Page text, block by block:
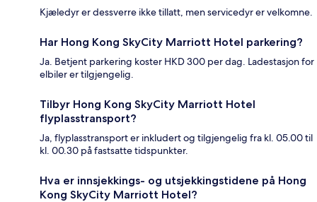
Kjæledyr er dessverre ikke tillatt, men servicedyr er velkomne.
Har Hong Kong SkyCity Marriott Hotel parkering?
Ja. Betjent parkering koster HKD 300 per dag. Ladestasjon for
elbiler er tilgjengelig.
Tilbyr Hong Kong SkyCity Marriott Hotel
flyplasstransport?
Ja, flyplasstransport er inkludert og tilgjengelig fra kl. 05.00 til
kl. 00.30 på fastsatte tidspunkter.
Hva er innsjekkings- og utsjekkingstidene på Hong
Kong SkyCity Marriott Hotel?